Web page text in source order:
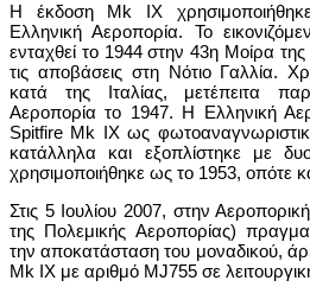
Η έκδοση Mk IX
Ελληνική Αεροπορία. Το
ενταχθεί το 1944 στην 43η Μοίρα
τις αποβάσεις στη Νότιο Γαλλία.
κατά της Ιταλίας, μετέπειτα
Αεροπορία το 1947. Η Ελληνική
Spitfire Mk IX ως
κατάλληλα και εξοπλίστηκε με
χρησιμοποιήθηκε ως το 1953, οπότε
Στις 5 Ιουλίου 2007, στην
της Πολεμικής Αεροπορίας)
την αποκατάσταση του μοναδικού,
Mk IX με αριθμό MJ755 σε